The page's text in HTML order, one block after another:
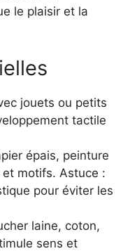
le plaisir et la
jouets ou petits
tactile
épais, peinture
motifs. Astuce :
pour éviter les
laine, coton,
sens et